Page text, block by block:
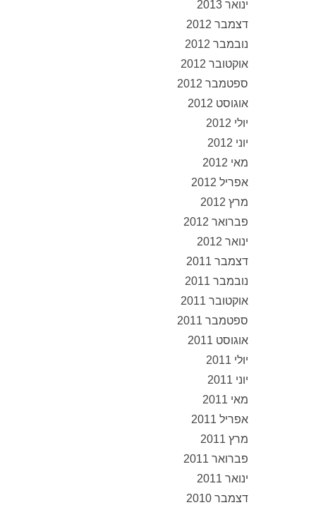
ינואר 2013
דצמבר 2012
נובמבר 2012
אוקטובר 2012
ספטמבר 2012
אוגוסט 2012
יולי 2012
יוני 2012
מאי 2012
אפריל 2012
מרץ 2012
פברואר 2012
ינואר 2012
דצמבר 2011
נובמבר 2011
אוקטובר 2011
ספטמבר 2011
אוגוסט 2011
יולי 2011
יוני 2011
מאי 2011
אפריל 2011
מרץ 2011
פברואר 2011
ינואר 2011
דצמבר 2010